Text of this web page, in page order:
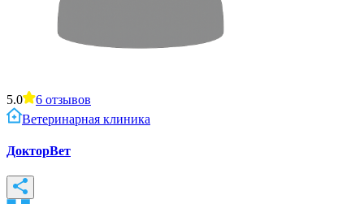
5.0 6 отзывов
Ветеринарная клиника
ДокторВет